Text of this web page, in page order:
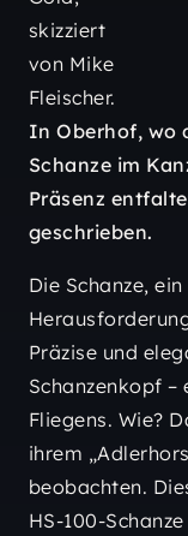
In Oberhof, wo
Schanze im
Präsenz
geschrieben.
Die Schanze,
Präzise und
Schanzenkopf –
Fliegens. Wie?
ihrem
beobachten.
HS-100-